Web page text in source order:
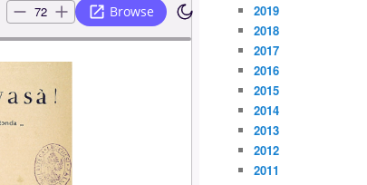
2019
2018
2017
2016
2015
2014
2013
2012
2011